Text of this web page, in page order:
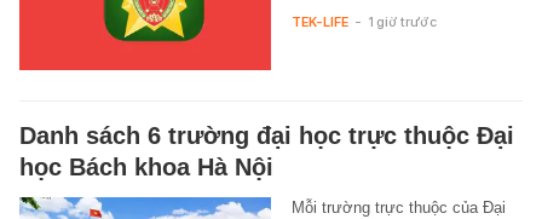
TEK-LIFE - 1 giờ trước
Danh sách 6 trường đại học trực thuộc Đại
học Bách khoa Hà Nội
Mỗi trường trực thuộc của Đại